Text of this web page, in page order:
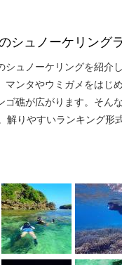
シュノーケリング
シュノーケリングを紹介
マンタやウミガメをはじ
ゴ礁が広がります。そん
解りやすいランキング形